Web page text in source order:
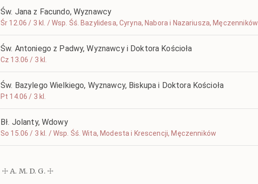
Św. Jana z Facundo, Wyznawcy
Śr 12.06 / 3 kl. / Wsp. Śś. Bazylidesa, Cyryna, Nabora i Nazariusza, Męczenników
Św. Antoniego z Padwy, Wyznawcy i Doktora Kościoła
Cz 13.06 / 3 kl.
Św. Bazylego Wielkiego, Wyznawcy, Biskupa i Doktora Kościoła
Pt 14.06 / 3 kl.
Bł. Jolanty, Wdowy
So 15.06 / 3 kl. / Wsp. Śś. Wita, Modesta i Krescencji, Męczenników
☩ A. M. D. G. ☩